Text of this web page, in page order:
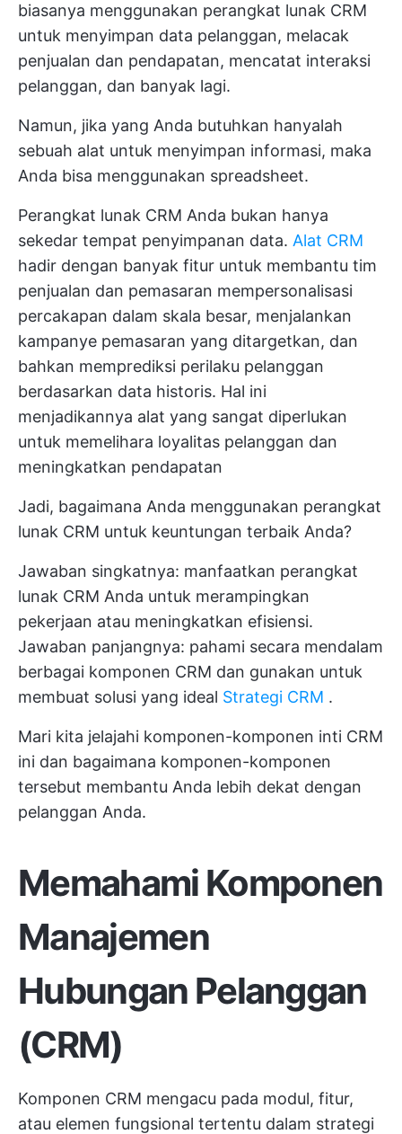
biasanya menggunakan perangkat lunak CRM
untuk menyimpan data pelanggan, melacak
penjualan dan pendapatan, mencatat interaksi
pelanggan, dan banyak lagi.
Namun, jika yang Anda butuhkan hanyalah
sebuah alat untuk menyimpan informasi, maka
Anda bisa menggunakan spreadsheet.
Perangkat lunak CRM Anda bukan hanya
sekedar tempat penyimpanan data. Alat CRM
hadir dengan banyak fitur untuk membantu tim
penjualan dan pemasaran mempersonalisasi
percakapan dalam skala besar, menjalankan
kampanye pemasaran yang ditargetkan, dan
bahkan memprediksi perilaku pelanggan
berdasarkan data historis. Hal ini
menjadikannya alat yang sangat diperlukan
untuk memelihara loyalitas pelanggan dan
meningkatkan pendapatan
Jadi, bagaimana Anda menggunakan perangkat
lunak CRM untuk keuntungan terbaik Anda?
Jawaban singkatnya: manfaatkan perangkat
lunak CRM Anda untuk merampingkan
pekerjaan atau meningkatkan efisiensi.
Jawaban panjangnya: pahami secara mendalam
berbagai komponen CRM dan gunakan untuk
membuat solusi yang ideal Strategi CRM .
Mari kita jelajahi komponen-komponen inti CRM
ini dan bagaimana komponen-komponen
tersebut membantu Anda lebih dekat dengan
pelanggan Anda.
Memahami Komponen
Manajemen
Hubungan Pelanggan
(CRM)
Komponen CRM mengacu pada modul, fitur,
atau elemen fungsional tertentu dalam strategi